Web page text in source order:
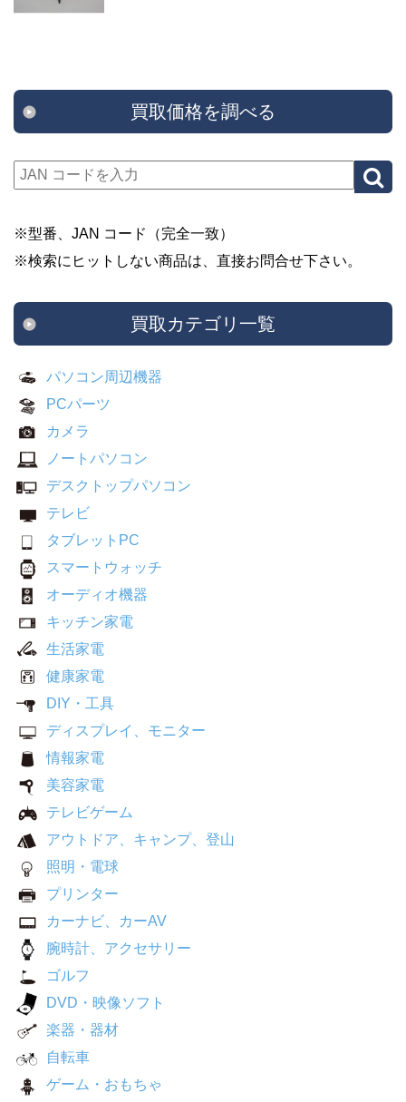
買取価格を調べる
※型番、JAN コード（完全一致）
※検索にヒットしない商品は、直接お問合せ下さい。
買取カテゴリ一覧
パソコン周辺機器
PCパーツ
カメラ
ノートパソコン
デスクトップパソコン
テレビ
タブレットPC
スマートウォッチ
オーディオ機器
キッチン家電
生活家電
健康家電
DIY・工具
ディスプレイ、モニター
情報家電
美容家電
テレビゲーム
アウトドア、キャンプ、登山
照明・電球
プリンター
カーナビ、カーAV
腕時計、アクセサリー
ゴルフ
DVD・映像ソフト
楽器・器材
自転車
ゲーム・おもちゃ